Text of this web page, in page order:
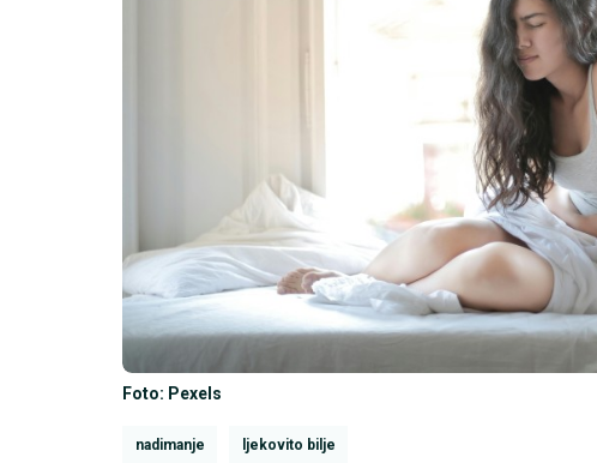
Foto: Pexels
nadimanje ljekovito bilje